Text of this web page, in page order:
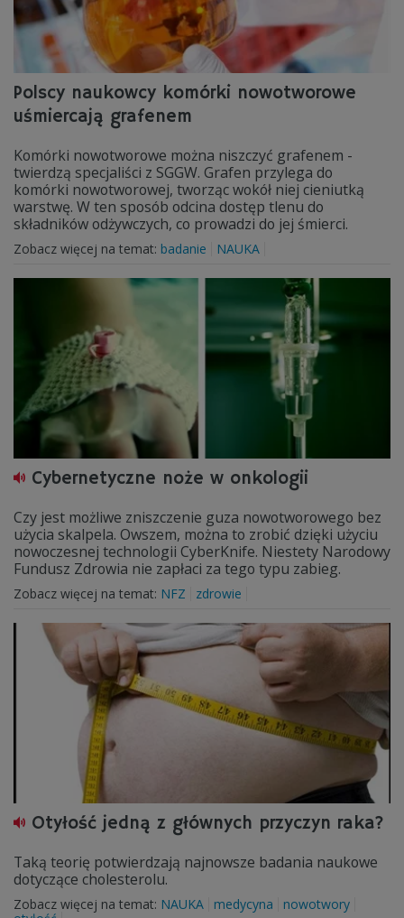
Polscy naukowcy komórki nowotworowe
uśmiercają grafenem
Komórki nowotworowe można niszczyć grafenem -
twierdzą specjaliści z SGGW. Grafen przylega do
komórki nowotworowej, tworząc wokół niej cieniutką
warstwę. W ten sposób odcina dostęp tlenu do
składników odżywczych, co prowadzi do jej śmierci.
Zobacz więcej na temat: badanie NAUKA
Cybernetyczne noże w onkologii
Czy jest możliwe zniszczenie guza nowotworowego bez
użycia skalpela. Owszem, można to zrobić dzięki użyciu
nowoczesnej technologii CyberKnife. Niestety Narodowy
Fundusz Zdrowia nie zapłaci za tego typu zabieg.
Zobacz więcej na temat: NFZ zdrowie
Otyłość jedną z głównych przyczyn raka?
Taką teorię potwierdzają najnowsze badania naukowe
dotyczące cholesterolu.
Zobacz więcej na temat: NAUKA medycyna
nowotwory